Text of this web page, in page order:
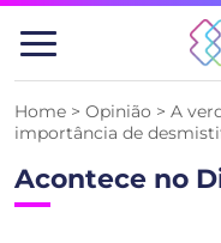
Pular
para
Home > Opinião > A
importância de
Acontece no